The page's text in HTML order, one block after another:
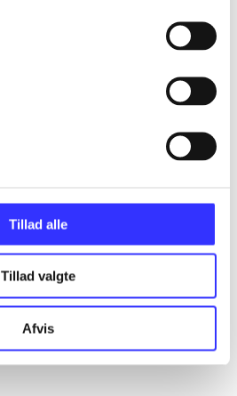
Tillad alle
Tillad valgte
Afvis